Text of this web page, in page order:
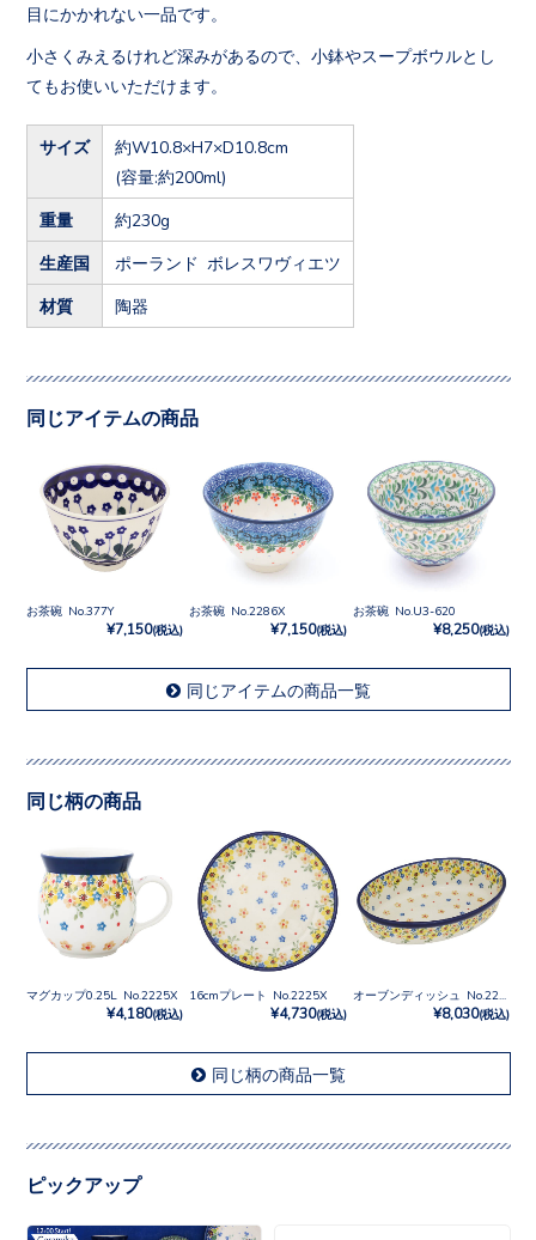
目にかかれない一品です。
小さくみえるけれど深みがあるので、小鉢やスープボウルとし
てもお使いいただけます。
サイズ
約W10.8×H7×D10.8cm
(容量:約200ml)
重量 約230g
生産国 ポーランド ボレスワヴィエツ
材質 陶器
同じアイテムの商品
お茶碗 No.377Y
¥7,150(税込)
お茶碗 No.2286X
¥7,150(税込)
お茶碗 No.U3-620
¥8,250(税込)
同じアイテムの商品一覧
同じ柄の商品
マグカップ0.25L No.2225X
¥4,180(税込)
16cmプレート No.2225X
¥4,730(税込) ¥8,030(税込)
同じ柄の商品一覧
ピックアップ